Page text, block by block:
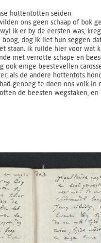
hottentotten seiden
ons geen schaap of bok
ik er by de eersten was,
boog, dog ik liet hun seggen
staan. ik ruilde hier voor wat
met verrotte schape en
ook enige beestevellen
als de andere hottentots
genoeg te doen ons volk in
de beesten wegstaken, en